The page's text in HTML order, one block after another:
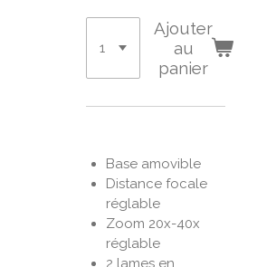
Ajouter
au
panier
Base amovible
Distance focale
réglable
Zoom 20x-40x
réglable
2 lames en